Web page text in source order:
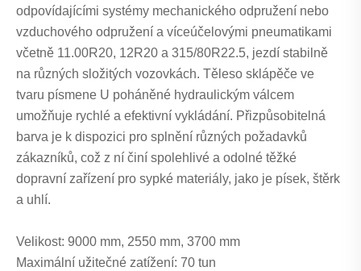
odpovídajícími systémy mechanického odpružení nebo
vzduchového odpružení a víceúčelovými pneumatikami
včetně 11.00R20, 12R20 a 315/80R22.5, jezdí stabilně
na různých složitých vozovkách. Těleso sklápěče ve
tvaru písmene U poháněné hydraulickým válcem
umožňuje rychlé a efektivní vykládání. Přizpůsobitelná
barva je k dispozici pro splnění různých požadavků
zákazníků, což z ní činí spolehlivé a odolné těžké
dopravní zařízení pro sypké materiály, jako je písek, štěrk
a uhlí.
Velikost: 9000 mm, 2550 mm, 3700 mm
Maximální užitečné zatížení: 70 tun